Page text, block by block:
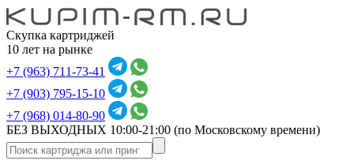
Скупка картриджей
10 лет на рынке
+7 (963) 711-73-41
+7 (903) 795-15-10
+7 (968) 014-80-90
БЕЗ ВЫХОДНЫХ 10:00-21:00 (по Московскому времени)